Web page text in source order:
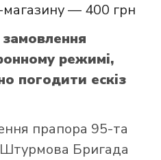
магазину — 400 грн
режимі,
погодити ескіз
прапора 95-та
Бригада